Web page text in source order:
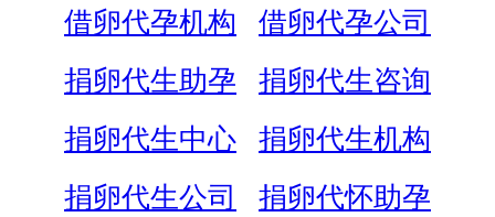
借卵代孕机构
借卵代孕公司
捐卵代生助孕
捐卵代生咨询
捐卵代生中心
捐卵代生机构
捐卵代生公司
捐卵代怀助孕